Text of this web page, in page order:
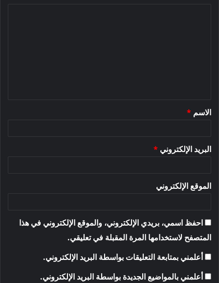
*
الاسم *
البريد الإلكتروني *
الموقع الإلكتروني
احفظ اسمي، بريدي الإلكتروني، والموقع الإلكتروني في هذا
المتصفح لاستخدامها المرة المقبلة في تعليقي.
أعلمني بمتابعة التعليقات بواسطة البريد الإلكتروني.
أعلمني بالمواضيع الجديدة بواسطة البريد الإلكتروني.